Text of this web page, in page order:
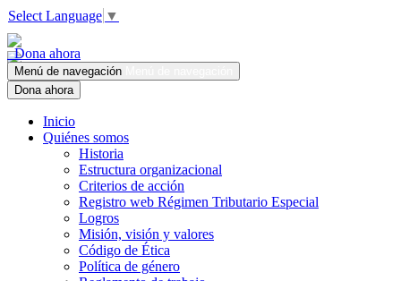
Select Language ▼
Dona ahora
Menú de navegación
Dona ahora
Inicio
Quiénes somos
Historia
Estructura organizacional
Criterios de acción
Registro web Régimen Tributario Especial
Logros
Misión, visión y valores
Código de Ética
Política de género